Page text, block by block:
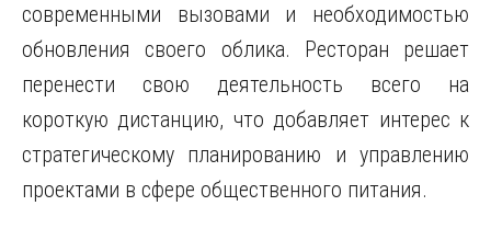
современными вызовами и необходимостью
обновления своего облика. Ресторан решает
перенести свою деятельность всего на
короткую дистанцию, что добавляет интерес к
стратегическому планированию и управлению
проектами в сфере общественного питания.